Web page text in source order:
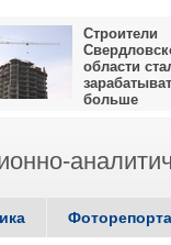
Строители
области
больше